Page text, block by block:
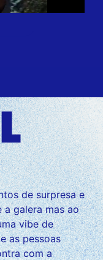
de surpresa e
a galera mas ao
vibe de
as pessoas
com a